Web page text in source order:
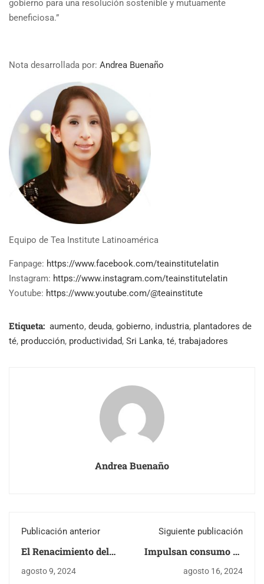
gobierno para una resolución sostenible y mutuamente
beneficiosa.”
Nota desarrollada por: Andrea Buenaño
Equipo de Tea Institute Latinoamérica
Fanpage: https://www.facebook.com/teainstitutelatin
Instagram: https://www.instagram.com/teainstitutelatin
Youtube: https://www.youtube.com/@teainstitute
Etiqueta: aumento, deuda, gobierno, industria, plantadores de
té, producción, productividad, Sri Lanka, té, trabajadores
Andrea Buenaño
Publicación anterior
El Renacimiento del
agosto 9, 2024
Siguiente publicación
Impulsan consumo de
ganancias de
agosto 16, 2024